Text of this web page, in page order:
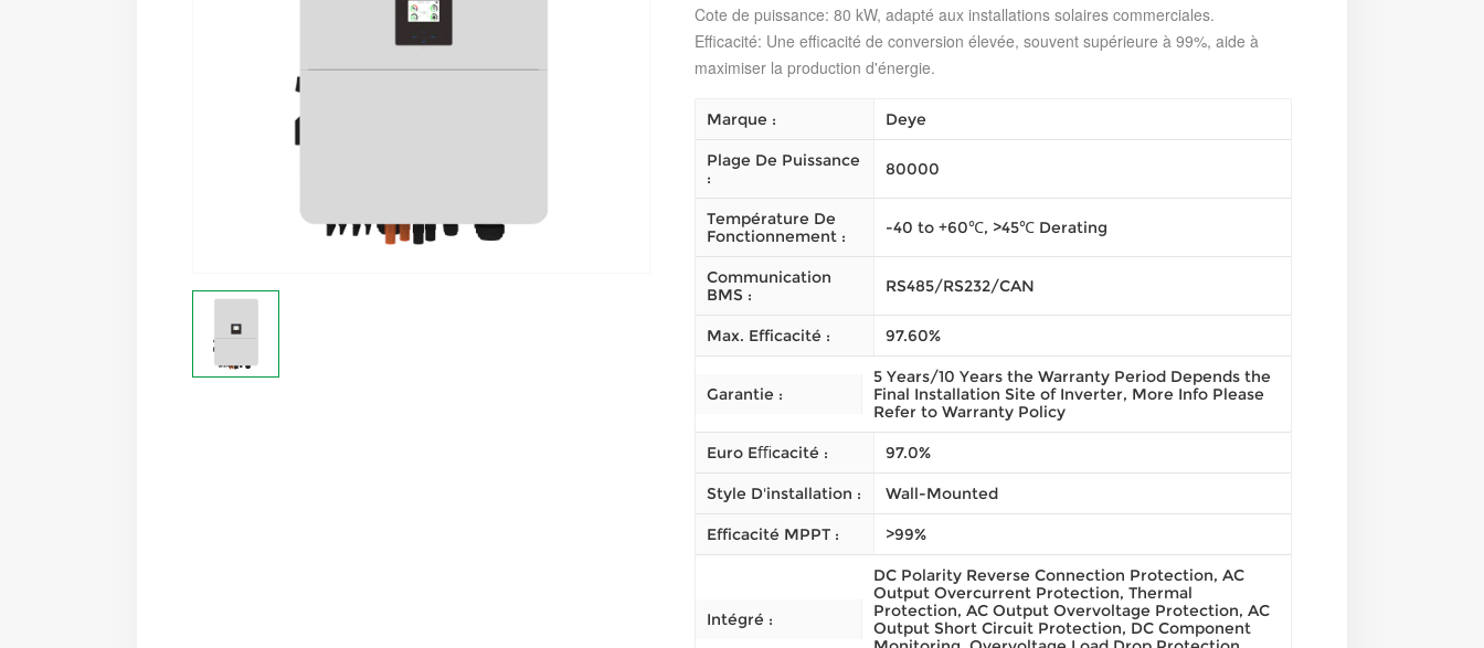
Cote de puissance: 80 kW, adapté aux installations solaires commerciales.
Efficacité: Une efficacité de conversion élevée, souvent supérieure à 99%, aide à
maximiser la production d'énergie.
Marque : Deye
Plage De Puissance
:
80000
Température De
Fonctionnement :
-40 to +60℃, >45℃ Derating
Communication
BMS :
RS485/RS232/CAN
Max. Efficacité : 97.60%
Garantie :
5 Years/10 Years the Warranty Period Depends the
Final Installation Site of Inverter, More Info Please
Refer to Warranty Policy
Euro Eﬃcacité : 97.0%
Style D'installation : Wall-Mounted
Efficacité MPPT : >99%
Intégré :
DC Polarity Reverse Connection Protection, AC
Output Overcurrent Protection, Thermal
Protection, AC Output Overvoltage Protection, AC
Output Short Circuit Protection, DC Component